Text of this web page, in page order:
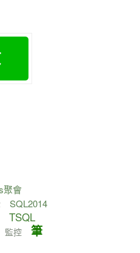
聚會
SQL2014
TSQL
監控
筆